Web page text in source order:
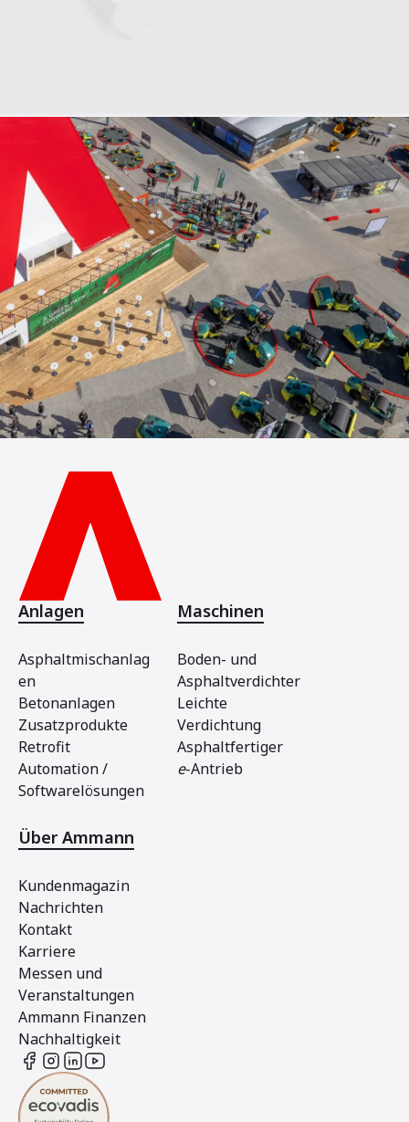
Anlagen
Asphaltmischanlag
en
Betonanlagen
Zusatzprodukte
Retrofit
Automation /
Softwarelösungen
Maschinen
Boden- und
Asphaltverdichter
Leichte
Verdichtung
Asphaltfertiger
e-Antrieb
Über Ammann
Kundenmagazin
Nachrichten
Kontakt
Karriere
Messen und
Veranstaltungen
Ammann Finanzen
Nachhaltigkeit